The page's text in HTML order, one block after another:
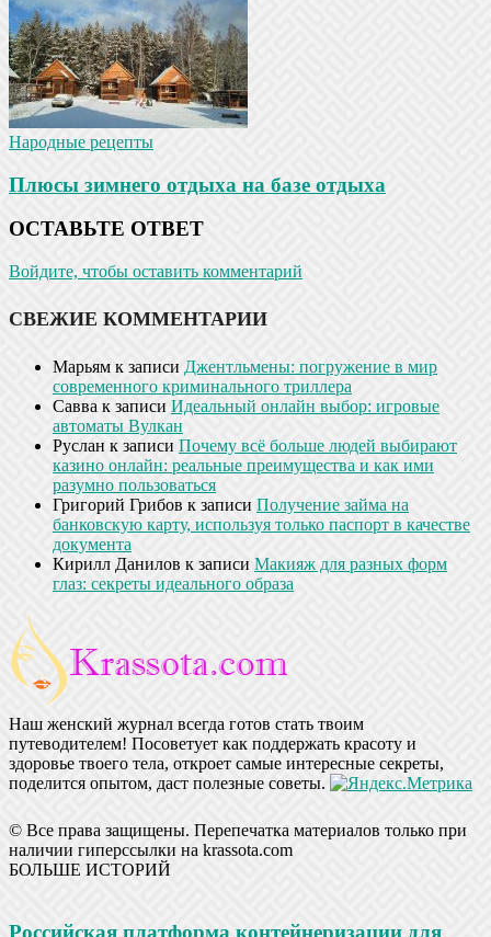
Народные рецепты
Плюсы зимнего отдыха на базе отдыха
ОСТАВЬТЕ ОТВЕТ
Войдите, чтобы оставить комментарий
СВЕЖИЕ КОММЕНТАРИИ
Марьям к записи Джентльмены: погружение в мир
современного криминального триллера
Савва к записи Идеальный онлайн выбор: игровые
автоматы Вулкан
Руслан к записи Почему всё больше людей выбирают
казино онлайн: реальные преимущества и как ими
разумно пользоваться
Григорий Грибов к записи Получение займа на
банковскую карту, используя только паспорт в качестве
документа
Кирилл Данилов к записи Макияж для разных форм
глаз: секреты идеального образа
Наш женский журнал всегда готов стать твоим
путеводителем! Посоветует как поддержать красоту и
здоровье твоего тела, откроет самые интересные секреты,
поделится опытом, даст полезные советы.
© Все права защищены. Перепечатка материалов только при
наличии гиперссылки на krassota.com
БОЛЬШЕ ИСТОРИЙ
Российская платформа контейнеризации для